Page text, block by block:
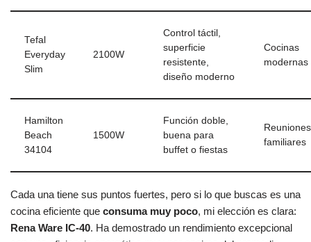
Tefal
Everyday
Slim
2100W
Control táctil,
superficie
resistente,
diseño moderno
Cocinas
modernas
Hamilton
Beach
34104
1500W
Función doble,
buena para
buffet o fiestas
Reuniones
familiares
Cada una tiene sus puntos fuertes, pero si lo que buscas es una
cocina eficiente que consuma muy poco, mi elección es clara:
Rena Ware IC-40. Ha demostrado un rendimiento excepcional